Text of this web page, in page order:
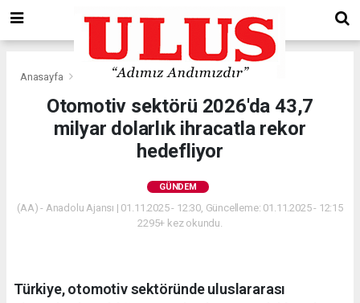
Anasayfa Gündem
Otomotiv sektörü 2026'da 43,7
milyar dolarlık ihracatla rekor
hedefliyor
GÜNDEM
(AA) - Anadolu Ajansı | 01.11.2025 - 12:30, Güncelleme: 01.11.2025 - 12:15
2295+ kez okundu.
Türkiye, otomotiv sektöründe uluslararası